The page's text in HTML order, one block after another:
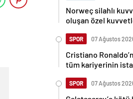
Norweç silahlı
oluşan özel
SPOR 07 Ağustos
Cristiano
tüm kariyerinin
SPOR 07 Ağustos